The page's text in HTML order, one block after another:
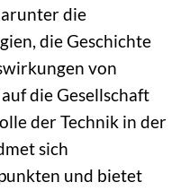
die
die Geschichte
von
die Gesellschaft
der Technik in der
sich
und bietet